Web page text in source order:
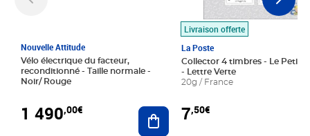
Nouvelle Attitude
Vélo électrique du facteur,
reconditionné - Taille normale -
Noir/ Rouge
1 490,00€ Ajouter au panier
Livraison offerte
La Poste
Collector 4 timbres - Le Petit
- Lettre Verte
20g / France
7,50€